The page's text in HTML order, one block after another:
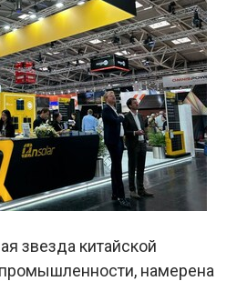
звезда китайской
намерена